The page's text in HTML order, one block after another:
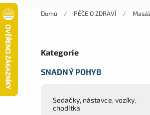
Domů / PÉČE O ZDRAVÍ /
Kategorie
SNADNÝ POHYB
Sedačky, nástavce, vozíky,
chodítka